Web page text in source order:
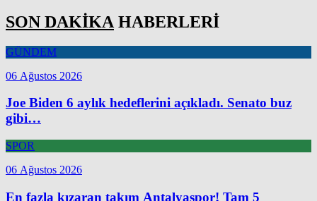
SON DAKİKA HABERLERİ
GÜNDEM
06 Ağustos 2026
Joe Biden 6 aylık hedeflerini açıkladı. Senato buz
gibi…
SPOR
06 Ağustos 2026
En fazla kızaran takım Antalyaspor! Tam 5